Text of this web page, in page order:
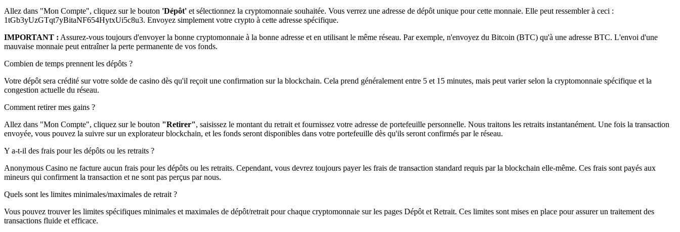
Allez dans "Mon Compte", cliquez sur le bouton 'Dépôt' et sélectionnez la cryptomonnaie souhaitée. Vous verrez une adresse de dépôt unique pour cette monnaie. Elle peut ressembler à ceci :
1tGb3yUzGTqt7yBitaNF654HytxUi5c8u3. Envoyez simplement votre crypto à cette adresse spécifique.
IMPORTANT : Assurez-vous toujours d'envoyer la bonne cryptomonnaie à la bonne adresse et en utilisant le même réseau. Par exemple, n'envoyez du Bitcoin (BTC) qu'à une adresse BTC. L'envoi d'une
mauvaise monnaie peut entraîner la perte permanente de vos fonds.
Combien de temps prennent les dépôts ?
Votre dépôt sera crédité sur votre solde de casino dès qu'il reçoit une confirmation sur la blockchain. Cela prend généralement entre 5 et 15 minutes, mais peut varier selon la cryptomonnaie spécifique et la
congestion actuelle du réseau.
Comment retirer mes gains ?
Allez dans "Mon Compte", cliquez sur le bouton "Retirer", saisissez le montant du retrait et fournissez votre adresse de portefeuille personnelle. Nous traitons les retraits instantanément. Une fois la transaction
envoyée, vous pouvez la suivre sur un explorateur blockchain, et les fonds seront disponibles dans votre portefeuille dès qu'ils seront confirmés par le réseau.
Y a-t-il des frais pour les dépôts ou les retraits ?
Anonymous Casino ne facture aucun frais pour les dépôts ou les retraits. Cependant, vous devrez toujours payer les frais de transaction standard requis par la blockchain elle-même. Ces frais sont payés aux
mineurs qui confirment la transaction et ne sont pas perçus par nous.
Quels sont les limites minimales/maximales de retrait ?
Vous pouvez trouver les limites spécifiques minimales et maximales de dépôt/retrait pour chaque cryptomonnaie sur les pages Dépôt et Retrait. Ces limites sont mises en place pour assurer un traitement des
transactions fluide et efficace.